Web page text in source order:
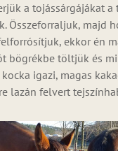
a tojássárgájákat a
Összeforraljuk, majd
ekkor én
bögrékbe töltjük és
igazi, magas
lazán felvert